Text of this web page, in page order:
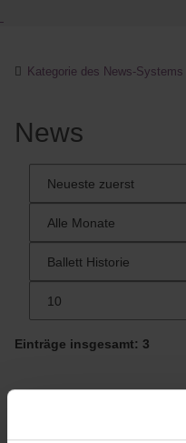
Kategorie des News-Systems
News
Einträge insgesamt: 3